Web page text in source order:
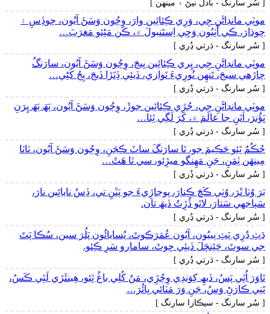
[ سُر سارنگ - بادل نيڻ ۽ مينھن ]
موٽِي مانڊاڻَنِ جِي، وَرِي ڪِئائِين وارَ، وِڄُون وَسَڻَ آيُون، چوڏِسِ ۽
چوڌارَ، ڪي اُٺِيُون وَڃِي اِستَنبولَ ۾، ڪَن مَڻِئو مَغرَبَ…
[ سُر سارنگ - ڌرتي ڍُري ]
موٽِي مانڊاڻَنِ جِي، ڀِري ڪِئائِين ڀيڄَ، وِڄُون وَسَڻَ آيُون، سارَنگُ
چاڙھي سيجَ، تَنھِن نُورِيءَ نَوازي، ڏيئِي ڏِنَڙا ڏيجَ، ٻِجُ کَڻِي…
[ سُر سارنگ - ڌرتي ڍُري ]
موٽِي مانڊاڻَنِ جِي، جُڙِي ڪِئائِين جوڙَ، وِڄُون وَسَڻَ آيُون، ٻَھَ ٻَھَ ڀِرَنِ
ڀَؤُنرَ، اَنَنِ جا عالَمَ ۾، کَرَ لَڳي ٿِئا…
[ سُر سارنگ - ڌرتي ڍُري ]
حُڪُمُ ٿِئو حَڪِيمَ جو، ٿا سارَنگَ ساٺَ ڪِجَنِ، وِڄُون وَسَڻَ آيُون، ٽاٽا
مِينھَن ٽِمَنِ، جَنِ مَھِنگو ميڙِئو، سي ٿا ھَٿَ…
[ سُر سارنگ - ڌرتي ڍُري ]
بَرَ وُٺا ٿَرَ، وُٺِي ڪَڇَ ڪِنارَ، پوڃاڙِيءَ جو پَٽَنِ تي، ڏِسُ نايائِين نارَ،
سَٻاجهي سَتارَ، لاٿو ڏُڙِتُ ڏيھَ تان.
[ سُر سارنگ - ڌرتي ڍُري ]
ڍَٽِ ڍُرِي پَٽِ پييُون، آيُون عُمَرَڪوٽَ، پُسايائُون پَلُرَ سين، سُڪا پَٽَ
جي سوٽَ، چَئِنچَلَ ڏيئِي ڇوٽَ، سامارو سَرِ ڪِئو.
[ سُر سارنگ - ڌرتي ڍُري ]
ٿاوَرَ اُٿِي پَسُ، ڏيھِ کِوَندِي وِڄُڙِي، مَنُ کُلِي باغُ ٿِئو، ھِينئَڙي لَٿِي ڪَسُ،
تَنِي ڪارَڻِ وَسُ، جَنِ وَرَ مَٽائي ڀائُرَ…
[ سُر سارنگ - سيڪارا سارنگ ]